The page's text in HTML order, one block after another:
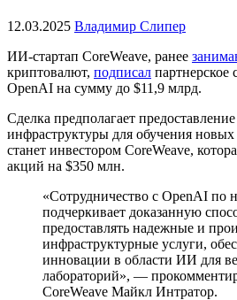
12.03.2025 Владимир Слипер
ИИ-стартап CoreWeave, ранее
криптовалют, подписал партнерское
OpenAI на сумму до $11,9 млрд.
Сделка предполагает
инфраструктуры для обучения
станет инвестором CoreWeave,
акций на $350 млн.
«Сотрудничество с OpenAI по
подчеркивает доказанную
предоставлять надежные и
инфраструктурные услуги,
инновации в области ИИ для
лабораторий», —
CoreWeave Майкл Интратор.